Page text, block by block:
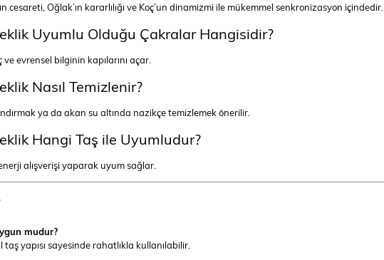
Oğlak’ın kararlılığı ve Koç’un dinamizmi ile mükemmel senkronizasyon içindedir.
Uyumlu Olduğu Çakralar Hangisidir?
evrensel bilginin kapılarını açar.
Nasıl Temizlenir?
ya da akan su altında nazikçe temizlemek önerilir.
Hangi Taş ile Uyumludur?
alışverişi yaparak uyum sağlar.
mudur?
yapısı sayesinde rahatlıkla kullanılabilir.